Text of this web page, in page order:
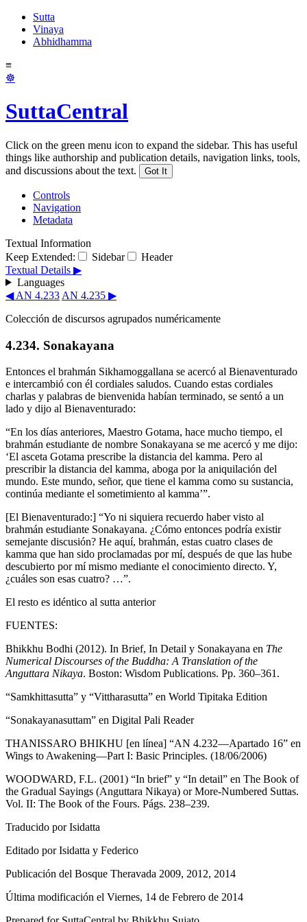
Sutta
Vinaya
Abhidhamma
≡
☸
SuttaCentral
Click on the green menu icon to expand the sidebar. This has useful
things like authorship and publication details, navigation links, tools,
and discussions about the text.
Got It
Controls
Navigation
Metadata
Textual Information
Keep Extended:
Sidebar
Header
Textual Details ▶
Languages
◀ AN 4.233 AN 4.235 ▶
Colección de discursos agrupados numéricamente
4.234. Sonakayana
Entonces el brahmán Sikhamoggallana se acercó al Bienaventurado
e intercambió con él cordiales saludos. Cuando estas cordiales
charlas y palabras de bienvenida habían terminado, se sentó a un
lado y dijo al Bienaventurado:
“En los días anteriores, Maestro Gotama, hace mucho tiempo, el
brahmán estudiante de nombre Sonakayana se me acercó y me dijo:
‘El asceta Gotama prescribe la distancia del kamma. Pero al
prescribir la distancia del kamma, aboga por la aniquilación del
mundo. Este mundo, señor, que tiene el kamma como su sustancia,
continúa mediante el sometimiento al kamma’”.
[El Bienaventurado:] “Yo ni siquiera recuerdo haber visto al
brahmán estudiante Sonakayana. ¿Cómo entonces podría existir
semejante discusión? He aquí, brahmán, estas cuatro clases de
kamma que han sido proclamadas por mí, después de que las hube
descubierto por mí mismo mediante el conocimiento directo. Y,
¿cuáles son esas cuatro? …”.
El resto es idéntico al sutta anterior
FUENTES:
Bhikkhu Bodhi (2012). In Brief, In Detail y Sonakayana en The
Numerical Discourses of the Buddha: A Translation of the
Anguttara Nikaya. Boston: Wisdom Publications. Pp. 360–361.
“Samkhittasutta” y “Vittharasutta” en World Tipitaka Edition
“Sonakayanasuttam” en Digital Pali Reader
THANISSARO BHIKHU [en línea] “AN 4.232—Apartado 16” en
Wings to Awakening—Part I: Basic Principles. (18/06/2006)
WOODWARD, F.L. (2001) “In brief” y “In detail” en The Book of
the Gradual Sayings (Anguttara Nikaya) or More-Numbered Suttas.
Vol. II: The Book of the Fours. Págs. 238–239.
Traducido porIsidatta
Editado por Isidatta y Federico
Publicación del Bosque Theravada 2009, 2012, 2014
Última modificación el Viernes, 14 de Febrero de 2014